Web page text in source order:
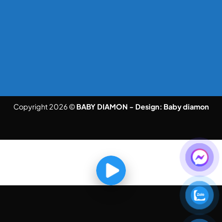
Copyright 2026 © BABY DIAMON - Design: Baby diamon